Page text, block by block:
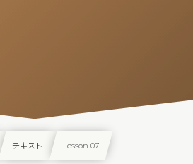
テキスト Lesson 07